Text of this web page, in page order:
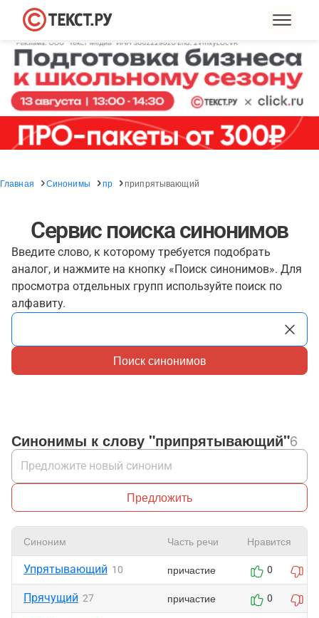
Главная Синонимы пр припрятывающий
Сервис поиска синонимов
Введите слово, к которому требуется подобрать
аналог, и нажмите на кнопку «Поиск синонимов». Для
просмотра отдельных групп используйте поиск по
алфавиту.
Поиск синонимов
Синонимы к слову "припрятывающий"6
Предложить
Синоним Часть речи Нравится
Упрятывающий 10 причастие 0
Прячущий 27 причастие 0